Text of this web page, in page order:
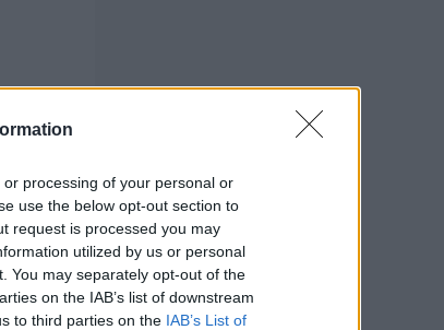
processing of your personal or
use the below opt-out section to
request is processed you may
utilized by us or personal
You may separately opt-out of the
on the IAB’s list of downstream
to third parties on the IAB’s List of